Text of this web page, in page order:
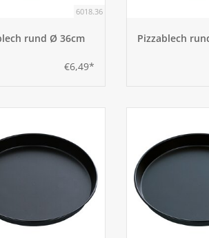
6018.36
rund Ø 36cm
€6,49*
Pizzablech